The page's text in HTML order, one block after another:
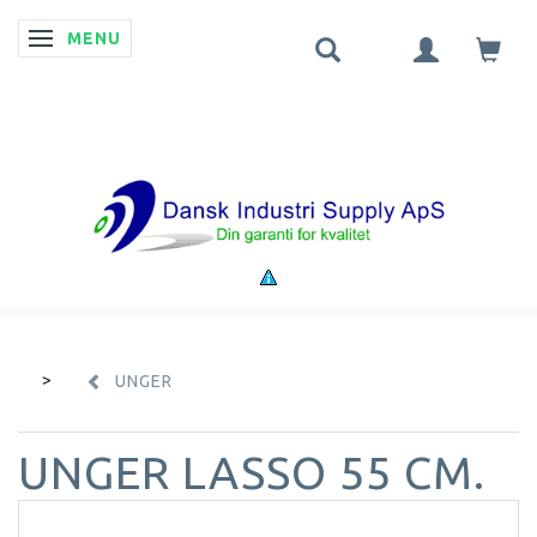
SKIFTE NAVIGATION
MENU
UNGER
UNGER LASSO 55 CM.